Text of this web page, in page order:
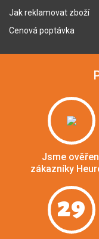
Jak reklamovat zboží
Cenová poptávka
Jsme
zákazníky
29